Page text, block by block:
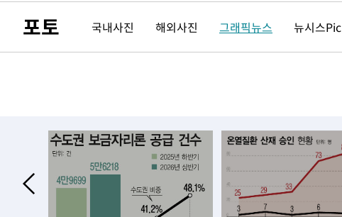
-17153초 전 >
남자 농구, 나고야 아시안게임서 '홈팀' 일본과 한일전
-16529초 전 >여수 오동도 해상서 모터보트 전복…1명 사망·1명 실종
51분 전 >'최고 37도' 폭염 지속…강원동해안 최대 150㎜ 비
2시간 전 >[속보]뉴욕증시 상승 마감…S&P 0.6% 나스닥 1.3%↑
-31857초 전 >
온열질환 사망자 3명 늘어…누적 환자 3000명 돌파
-25802초 전 >강릉에 시간당 81.4㎜ 물폭탄…도로 잠기고 담벼락 붕괴
백운산서 80년근 천종산삼 9뿌리 발견…감정가 1.3억원
포토 국내사진 해외사진 그래픽뉴스 뉴시스Pic